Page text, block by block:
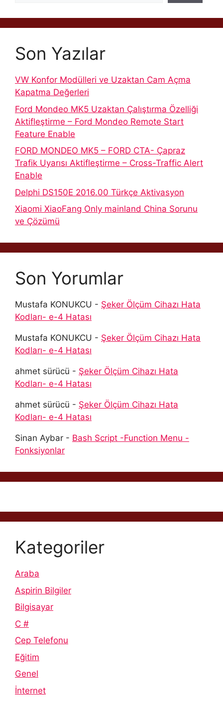
Son Yazılar
VW Konfor Modülleri ve Uzaktan Cam Açma
Kapatma Değerleri
Ford Mondeo MK5 Uzaktan Çalıştırma Özelliği
Aktifleştirme – Ford Mondeo Remote Start
Feature Enable
FORD MONDEO MK5 – FORD CTA- Çapraz
Trafik Uyarısı Aktifleştirme – Cross-Traffic Alert
Enable
Delphi DS150E 2016.00 Türkçe Aktivasyon
Xiaomi XiaoFang Only mainland China Sorunu
ve Çözümü
Son Yorumlar
Mustafa KONUKCU - Şeker Ölçüm Cihazı Hata
Kodları- e-4 Hatası
Mustafa KONUKCU - Şeker Ölçüm Cihazı Hata
Kodları- e-4 Hatası
ahmet sürücü - Şeker Ölçüm Cihazı Hata
Kodları- e-4 Hatası
ahmet sürücü - Şeker Ölçüm Cihazı Hata
Kodları- e-4 Hatası
Sinan Aybar - Bash Script -Function Menu -
Fonksiyonlar
Kategoriler
Araba
Aspirin Bilgiler
Bilgisayar
C #
Cep Telefonu
Eğitim
Genel
İnternet